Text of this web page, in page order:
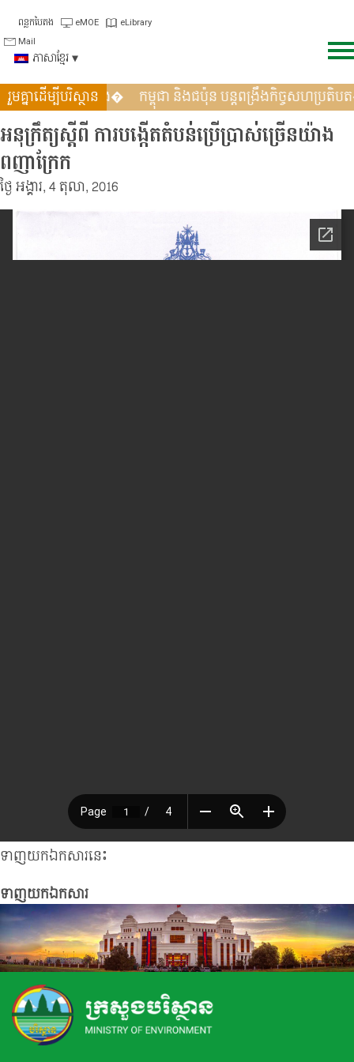
content
ពន្លកបៃតង eMOE
eLibrary
Mail
ភាសាខ្មែរ
រួមគ្នាដើម្បីបរិស្ថាន
(GGGI) បន្តពង្រឹង� កម្ពុជា និងជប៉ុន បន្តពង្រឹងកិច្ចសហប្រតិ
អនុក្រឹត្យស្តីពី ការបង្កើតតំបន់ប្រើប្រាស់ច្រើនយ៉ាង
ពញាក្រែក
ថ្ងៃ អង្គារ, 4 តុលា, 2016
ទាញយកឯកសារនេះ
ទាញយកឯកសារ